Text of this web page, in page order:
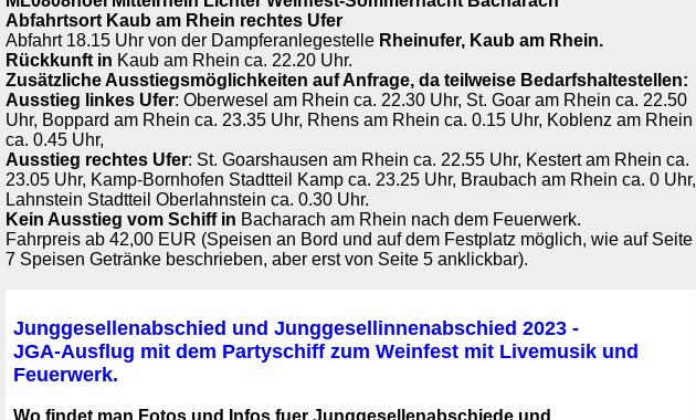
Abfahrtsort Kaub am Rhein rechtes Ufer
Abfahrt 18.15 Uhr von der Dampferanlegestelle Rheinufer, Kaub am Rhein.
Rückkunft in Kaub am Rhein ca. 22.20 Uhr.
Zusätzliche Ausstiegsmöglichkeiten auf Anfrage, da teilweise Bedarfshaltestellen:
Ausstieg linkes Ufer: Oberwesel am Rhein ca. 22.30 Uhr, St. Goar am Rhein ca. 22.50
Uhr, Boppard am Rhein ca. 23.35 Uhr, Rhens am Rhein ca. 0.15 Uhr, Koblenz am Rhein
ca. 0.45 Uhr,
Ausstieg rechtes Ufer: St. Goarshausen am Rhein ca. 22.55 Uhr, Kestert am Rhein ca.
23.05 Uhr, Kamp-Bornhofen Stadtteil Kamp ca. 23.25 Uhr, Braubach am Rhein ca. 0 Uhr,
Lahnstein Stadtteil Oberlahnstein ca. 0.30 Uhr.
Kein Ausstieg vom Schiff in Bacharach am Rhein nach dem Feuerwerk.
Fahrpreis ab 42,00 EUR (Speisen an Bord und auf dem Festplatz möglich, wie auf Seite
7 Speisen Getränke beschrieben, aber erst von Seite 5 anklickbar).
Junggesellenabschied und Junggesellinnenabschied 2023 -
JGA-Ausflug mit dem Partyschiff zum Weinfest mit Livemusik und
Feuerwerk.
Wo findet man Fotos und Infos fuer Junggesellenabschiede und